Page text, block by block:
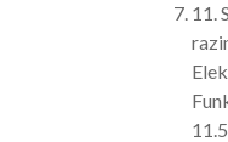
11.